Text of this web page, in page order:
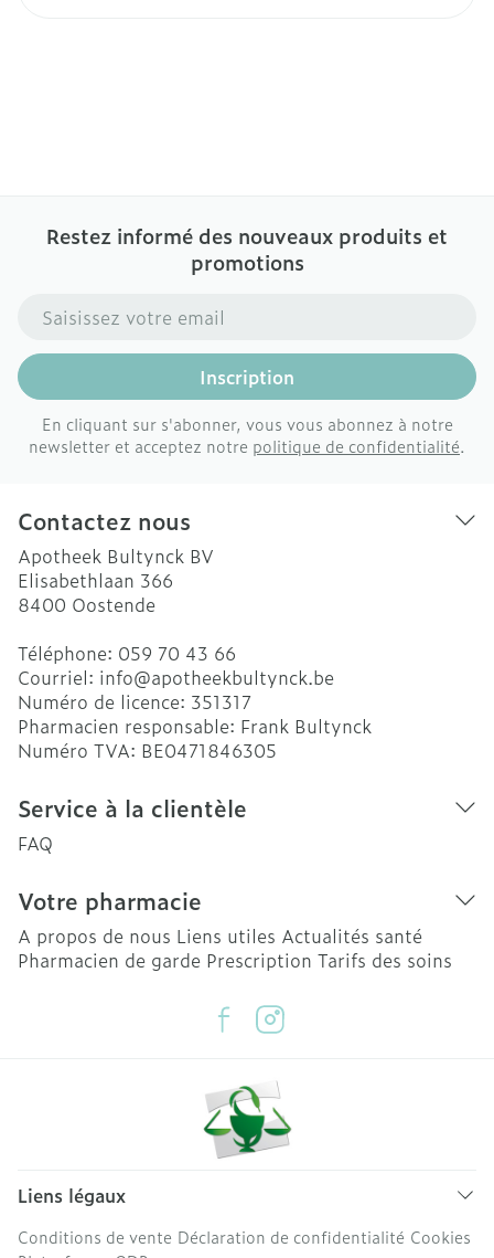
Restez informé des nouveaux produits et
promotions
Adresse mail
Inscription
En cliquant sur s'abonner, vous vous abonnez à notre
newsletter et acceptez notre politique de confidentialité.
Contactez nous
Apotheek Bultynck BV
Elisabethlaan 366
8400 Oostende
Téléphone: 059 70 43 66
Courriel: info@apotheekbultynck.be
Numéro de licence: 351317
Pharmacien responsable: Frank Bultynck
Numéro TVA: BE0471846305
Service à la clientèle
FAQ
Votre pharmacie
A propos de nous Liens utiles Actualités santé
Pharmacien de garde Prescription Tarifs des soins
Liens légaux
Conditions de vente Déclaration de confidentialité Cookies